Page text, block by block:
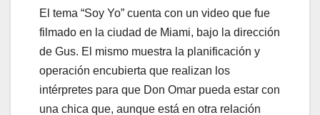
El tema “Soy Yo” cuenta con un video que fue
filmado en la ciudad de Miami, bajo la dirección
de Gus. El mismo muestra la planificación y
operación encubierta que realizan los
intérpretes para que Don Omar pueda estar con
una chica que, aunque está en otra relación